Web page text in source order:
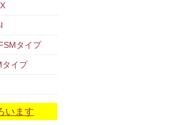
タイプ
タイプ
います